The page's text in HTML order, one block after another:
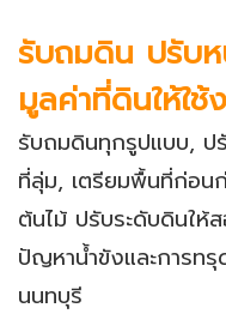
รับถมดิน ปรับ
มูลค่าที่ดินให้ใช้
รับถมดินทุกรูปแบบ, ป
ที่ลุ่ม, เตรียมพื้นที่ก่อน
ต้นไม้ ปรับระดับดินใ
ปัญหาน้ำขังและการท
นนทบุรี